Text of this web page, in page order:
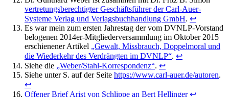
vertretungsberechtigter Geschäftsführer der Carl-Auer-
Systeme Verlag und Verlagsbuchhandlung GmbH. ↩
Es war mein zum ersten Jahrestag der vom DVNLP-Vorstand
belogenen 2014er-Mitgliederversammlung im Oktober 2015
erschienener Artikel „Gewalt, Missbrauch, Doppelmoral und
die Wiederkehr des Verdrängten im DVNLP“. ↩
Siehe die „Weber/Stahl-Korrespondenz“. ↩
Siehe unter S. auf der Seite https://www.carl-auer.de/autoren.
↩
Offener Brief Arist von Schlippe an Bert Hellinger ↩